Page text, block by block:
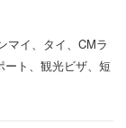
マイ、タイ、CMラ
ト、観光ビザ、短